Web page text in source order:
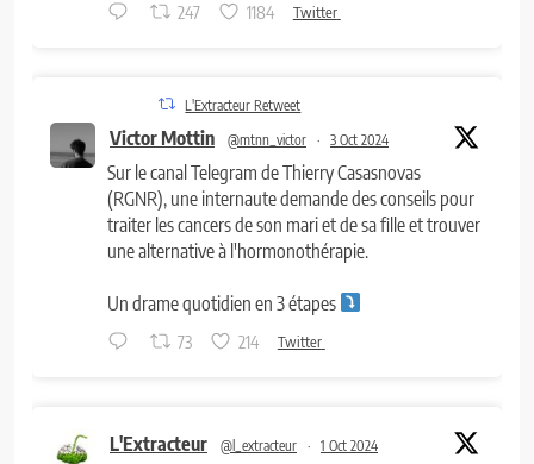
247 1184 Twitter
L'Extracteur Retweet
Victor Mottin @mtnn_victor · 3 Oct 2024
Sur le canal Telegram de Thierry Casasnovas
(RGNR), une internaute demande des conseils pour
traiter les cancers de son mari et de sa fille et trouver
une alternative à l'hormonothérapie.
Un drame quotidien en 3 étapes
73 214 Twitter
L'Extracteur @l_extracteur · 1 Oct 2024